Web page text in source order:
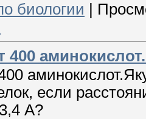
биологии
400
если
А?